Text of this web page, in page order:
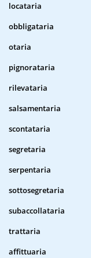
locataria
obbligataria
otaria
pignorataria
rilevataria
salsamentaria
scontataria
segretaria
serpentaria
sottosegretaria
subaccollataria
trattaria
affittuaria